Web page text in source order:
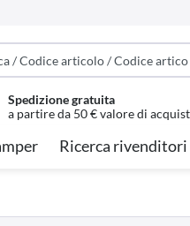
Spedizione gratuita
a partire da 50 € valore di
Ricerca rivenditori